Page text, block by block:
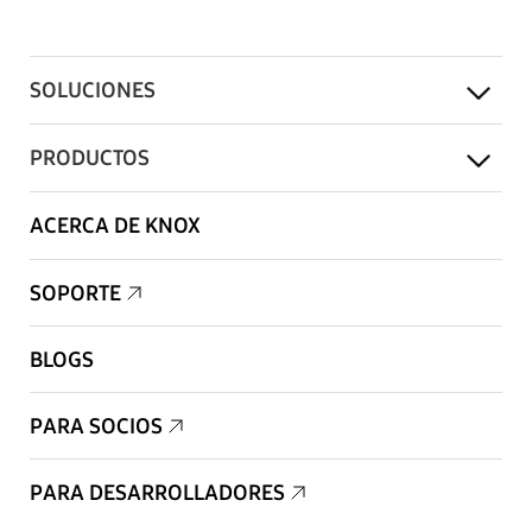
SOLUCIONES
PRODUCTOS
ACERCA DE KNOX
SOPORTE
BLOGS
PARA SOCIOS
PARA DESARROLLADORES